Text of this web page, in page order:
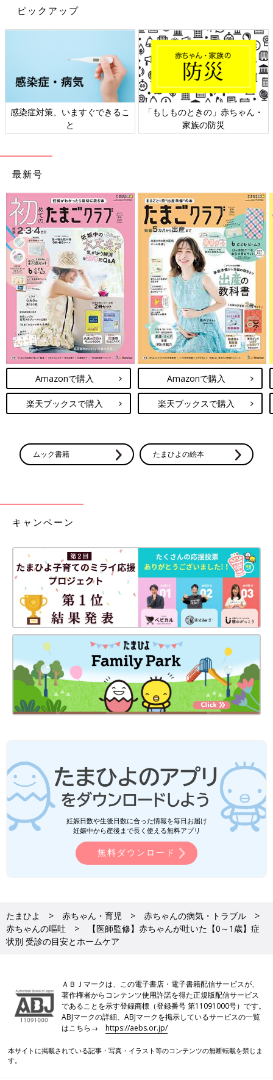
妊娠日数・生後日数に合わせて専門家のアドバイスを毎日お届
け。同じ出産月のママ同士で情報交換したり、励ましあったりで
きる「ルーム」や、写真だけでは伝わらない”できごと”を簡単に
育児中におススメの本
最新! 初めての育児新百科 (ベネッセ・ムック たまひよブッ
クス たまひよ新百科シリーズ)
大人気「新百科シリーズ」の「育児新百科」がリニューアル！
新生児から3歳まで、月齢別に毎日の赤ちゃんの成長の様子とマ
マ＆パパができることを徹底紹介。
毎日のお世話を基本からていねいに解説。
新生児期からのお世話も写真でよくわかる！ 月齢別に、体・心
の成長とかかわりかたを掲載。
ワンオペおふろの手順など、ママ・パパの「困った！」を具体的
なテクで解決。
予防接種や乳幼児健診、事故・けがの予防と対策、病気の受診の
目安などもわかりやすく紹介しています。
切り取って使える、「赤ちゃんの月齢別 発育・発達見通し表」
Amazonで購入
ピックアップ
感染症対策、いますぐできるこ
と
「もしものときの」赤ちゃん・
家族の防災
最新号
Amazonで購入
楽天ブックスで購入
Amazonで購入
楽天ブックスで購入
ムック書籍 たまひよの絵本
キャンペーン
妊娠日数や生後日数に合った情報を毎日お届け
妊娠中から産後まで長く使える無料アプリ
無料ダウンロード
たまひよ 赤ちゃん・育児
赤ちゃんの病気・トラブル
赤ちゃんの嘔吐
【医師監修】赤ちゃんが吐いた【0～1歳】症
状別 受診の目安とホームケア
ＡＢＪマークは、この電子書店・電子書籍配信サービスが、
著作権者からコンテンツ使用許諾を得た正規版配信サービス
であることを示す登録商標（登録番号 第11091000号）です。
ABJマークの詳細、ABJマークを掲示しているサービスの一覧
はこちら→https://aebs.or.jp/
本サイトに掲載されている記事・写真・イラスト等のコンテンツの無断転載を禁じま
す。